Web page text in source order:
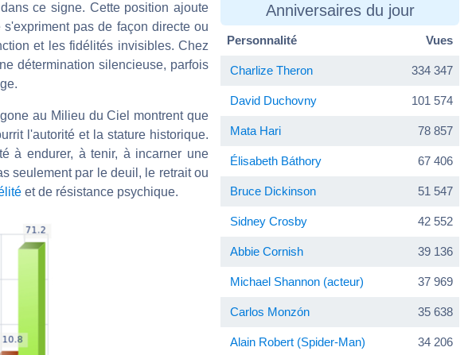
ce signe. Cette position ajoute
pas de façon directe ou
et les fidélités invisibles. Chez
détermination silencieuse, parfois
au Milieu du Ciel montrent que
l'autorité et la stature historique.
à endurer, à tenir, à incarner une
seulement par le deuil, le retrait ou
et de résistance psychique.
Anniversaires du jour
Personnalité Vues
Charlize Theron 334 347
David Duchovny 101 574
Mata Hari 78 857
Élisabeth Báthory 67 406
Bruce Dickinson 51 547
Sidney Crosby 42 552
Abbie Cornish 39 136
Michael Shannon (acteur) 37 969
Carlos Monzón 35 638
Alain Robert (Spider-Man) 34 206